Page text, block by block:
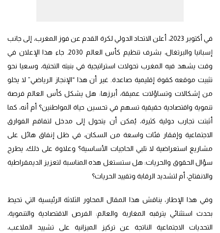
في أكتوبر 2023، أعلن الاتحاد الدولي لكرة القدم عن فوز المغرب، إلى جانب
إسبانيا والبرتغال، بشرف تنظيم كأس العالم 2030. جاء هذا الإعلان في
وقت يشهد فيه المغرب تحولات استراتيجية في بنيته التحتية، وسعيا نحو
تثبيت موقعه كقوة إقليمية صاعدة. غير أن هذا “الإنجاز الرياضي” لا يخلو
من إشكالات وتساؤلات عميقة، أبرزها: هل يشكل كأس العالم فرصة
تنموية واقتصادية حقيقية تسهم في تحسين حياة المواطنين؟ أم أنه، كما
أثبتت تجارب دولية كثيرة، يُمكن أن يتحول إلى مدخل لتفاقم الفوارق
الاجتماعية وإفقار فئات واسعة من السكان، في ظل إنفاق هائل على
مشاريع استعراضية لا تلبي الحاجيات الأساسية؟ وعلاوة على ذلك، يطرح
سؤال الحقوق والحريات: هل ستستغل هذه المناسبة لتعزيز الديمقراطية
والانفتاح، أم لتشديد الرقابة وتقييد الحريات؟
وفي هذا الإطار، يناقش هذا المقال المحاور الثلاثة الرئيسية التي تحيط
بحدث استثنائي يترقبه المغاربة والعالم: الفرص الاقتصادية والتنموية،
التحديات الاجتماعية الناتجة عن تركيز الميزانية على تشييد الملاعب،